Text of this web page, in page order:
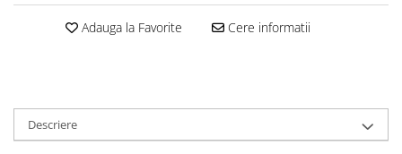
Adauga la Favorite Cere informatii
Descriere